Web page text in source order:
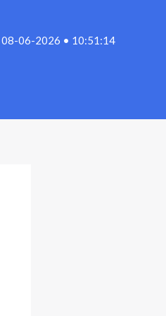
08-06-2026 • 10:51:14